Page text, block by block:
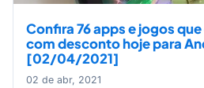
Confira 76 apps e jogos
com desconto hoje para
[02/04/2021]
02 de abr, 2021